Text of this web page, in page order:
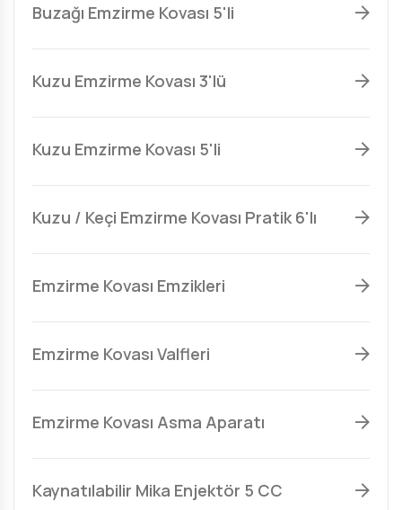
Buzağı Emzirme Kovası 5'li
Kuzu Emzirme Kovası 3'lü
Kuzu Emzirme Kovası 5'li
Kuzu / Keçi Emzirme Kovası Pratik 6'lı
Emzirme Kovası Emzikleri
Emzirme Kovası Valfleri
Emzirme Kovası Asma Aparatı
Kaynatılabilir Mika Enjektör 5 CC